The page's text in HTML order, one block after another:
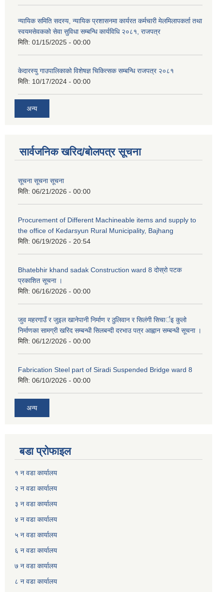
न्यायिक समिति सदस्य, न्यायिक प्रशासनमा कार्यरत कर्मचारी मेलमिलापकर्ता तथा
स्वयमसेवकको सेवा सुविधा सम्बन्धि कार्यविधि २०८१, राजपत्र
मिति: 01/15/2025 - 00:00
केदारस्यु गाउपालिकाको विशेषज्ञ चिकित्सक सम्बन्धि राजपत्र २०८१
मिति: 10/17/2024 - 00:00
अन्य
सार्वजनिक खरिद/बोलपत्र सूचना
सूचना सूचना सूचना
मिति: 06/21/2026 - 00:00
Procurement of Different Machineable items and supply to
the office of Kedarsyun Rural Municipality, Bajhang
मिति: 06/19/2026 - 20:54
Bhatebhir khand sadak Construction ward 8 दोस्रो पटक
प्रकाशित सूचना ।
मिति: 06/16/2026 - 00:00
जुव महरगाउँ र जुइल खानेपानी निर्माण र ठुलिवान र सिलंगी सिचार्इ कुलो
निर्माणका सामग्री खरिद सम्बन्धी सिलबन्दी दरभाउ पत्र आह्वान सम्बन्धी सूचना ।
मिति: 06/12/2026 - 00:00
Fabrication Steel part of Siradi Suspended Bridge ward 8
मिति: 06/10/2026 - 00:00
अन्य
बडा प्रोफाइल
१ न वडा कार्यालय
२ न वडा कार्यालय
३ न वडा कार्यालय
४ न वडा कार्यालय
५ न वडा कार्यालय
६ न वडा कार्यालय
७ न वडा कार्यालय
८ न वडा कार्यालय